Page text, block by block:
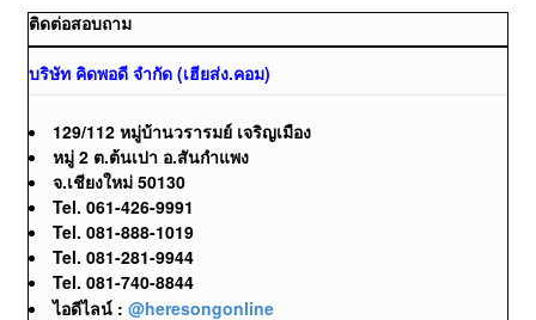
ติดต่อสอบถาม
บริษัท คิดพอดี จำกัด (เฮียส่ง.คอม)
129/112 หมู่บ้านวรารมย์ เจริญเมือง
หมู่ 2 ต.ต้นเปา อ.สันกำแพง
จ.เชียงใหม่ 50130
Tel. 061-426-9991
Tel. 081-888-1019
Tel. 081-281-9944
Tel. 081-740-8844
ไอดีไลน์ : @heresongonline